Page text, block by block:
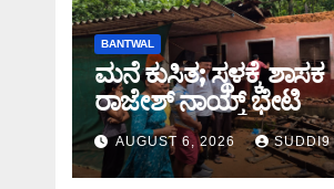
BANTWAL
ಮನೆ ಕುಸಿತ; ಸ್ಥಳಕ್ಕೆ‌ ಶಾಸಕ
ರಾಜೇಶ್ ನಾಯ್ಕ್ ಭೇಟಿ
AUGUST 6, 2026 SUDDI9